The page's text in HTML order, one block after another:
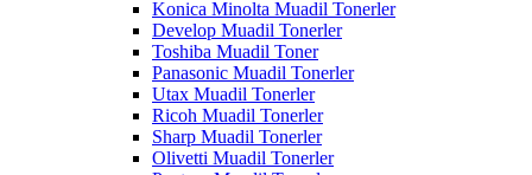
Konica Minolta Muadil Tonerler
Develop Muadil Tonerler
Toshiba Muadil Toner
Panasonic Muadil Tonerler
Utax Muadil Tonerler
Ricoh Muadil Tonerler
Sharp Muadil Tonerler
Olivetti Muadil Tonerler